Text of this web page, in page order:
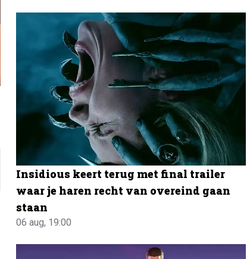
Insidious keert terug met final trailer
waar je haren recht van overeind gaan
staan
06 aug, 19:00